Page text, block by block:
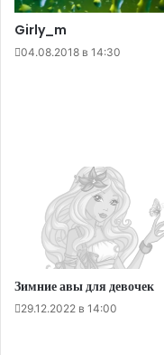
Girly_m
04.08.2018 в 14:30
Зимние авы для девочек
29.12.2022 в 14:00